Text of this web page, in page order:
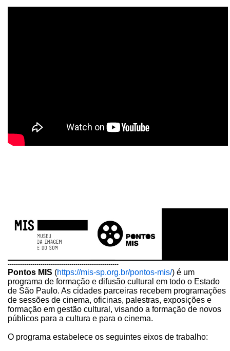
------------------------------------------------------
Pontos MIS (https://mis-sp.org.br/pontos-mis/) é um
programa de formação e difusão cultural em todo o Estado
de São Paulo. As cidades parceiras recebem programações
de sessões de cinema, oficinas, palestras, exposições e
formação em gestão cultural, visando a formação de novos
públicos para a cultura e para o cinema.
O programa estabelece os seguintes eixos de trabalho: